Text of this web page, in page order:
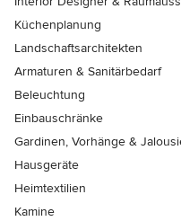
Küchenplanung
Landschaftsarchitekten
Armaturen & Sanitärbedarf
Beleuchtung
Einbauschränke
Gardinen, Vorhänge &
Hausgeräte
Heimtextilien
Kamine